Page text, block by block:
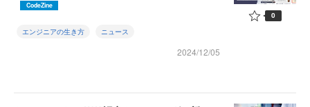
CodeZine
エンジニアの生き方 ニュース
2024/12/05
0